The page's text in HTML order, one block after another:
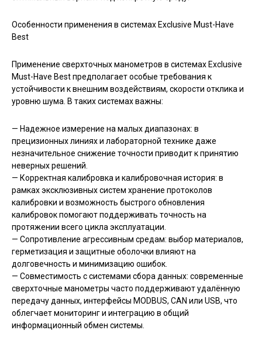
Особенности применения в системах Exclusive Must-Have
Best
Применение сверхточных манометров в системах Exclusive
Must-Have Best предполагает особые требования к
устойчивости к внешним воздействиям, скорости отклика и
уровню шума. В таких системах важны:
— Надежное измерение на малых диапазонах: в
прецизионных линиях и лабораторной технике даже
незначительное снижение точности приводит к принятию
неверных решений.
— Корректная калибровка и калибровочная история: в
рамках эксклюзивных систем хранение протоколов
калибровки и возможность быстрого обновления
калибровок помогают поддерживать точность на
протяжении всего цикла эксплуатации.
— Сопротивление агрессивным средам: выбор материалов,
герметизация и защитные оболочки влияют на
долговечность и минимизацию ошибок.
— Совместимость с системами сбора данных: современные
сверхточные манометры часто поддерживают удалённую
передачу данных, интерфейсы MODBUS, CAN или USB, что
облегчает мониторинг и интеграцию в общий
информационный обмен системы.